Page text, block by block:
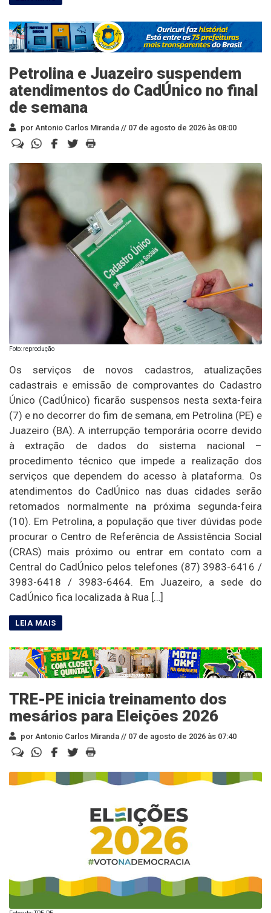
Petrolina e Juazeiro suspendem
atendimentos do CadÚnico no final
de semana
por Antonio Carlos Miranda // 07 de agosto de 2026 às 08:00
Foto: reprodução
Os serviços de novos cadastros, atualizações
cadastrais e emissão de comprovantes do Cadastro
Único (CadÚnico) ficarão suspensos nesta sexta-feira
(7) e no decorrer do fim de semana, em Petrolina (PE) e
Juazeiro (BA). A interrupção temporária ocorre devido
à extração de dados do sistema nacional –
procedimento técnico que impede a realização dos
serviços que dependem do acesso à plataforma. Os
atendimentos do CadÚnico nas duas cidades serão
retomados normalmente na próxima segunda-feira
(10). Em Petrolina, a população que tiver dúvidas pode
procurar o Centro de Referência de Assistência Social
(CRAS) mais próximo ou entrar em contato com a
Central do CadÚnico pelos telefones (87) 3983-6416 /
3983-6418 / 3983-6464. Em Juazeiro, a sede do
CadÚnico fica localizada à Rua […]
TRE-PE inicia treinamento dos
mesários para Eleições 2026
por Antonio Carlos Miranda // 07 de agosto de 2026 às 07:40